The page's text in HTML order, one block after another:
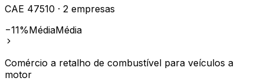
CAE 47510 · 2 empresas
−11%MédiaMédia
Comércio a retalho de combustível para veículos a
motor